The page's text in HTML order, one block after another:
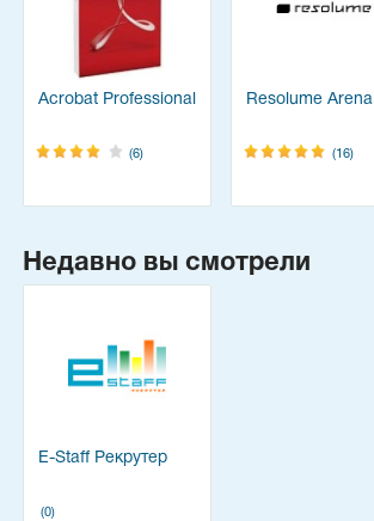
Acrobat Professional
(6)
Resolume Arena
(16)
Недавно вы смотрели
E-Staff Рекрутер
(0)